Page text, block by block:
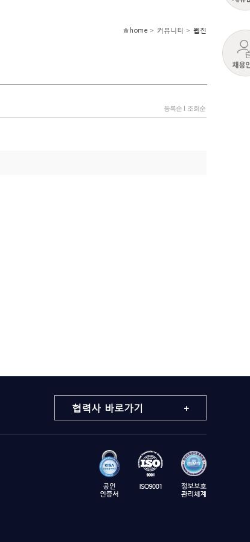
home > 커뮤니티 > 웹진
등록순 l 조회순
협력사 바로가기 +